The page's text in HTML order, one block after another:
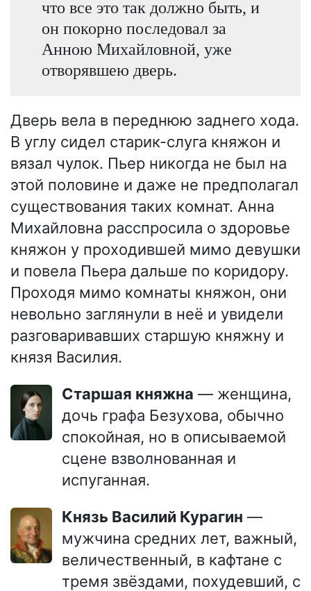
что все это так должно быть, и
он покорно последовал за
Анною Михайловной, уже
отворявшею дверь.
Дверь вела в переднюю заднего хода.
В углу сидел старик-слуга княжон и
вязал чулок. Пьер никогда не был на
этой половине и даже не предполагал
существования таких комнат. Анна
Михайловна расспросила о здоровье
княжон у проходившей мимо девушки
и повела Пьера дальше по коридору.
Проходя мимо комнаты княжон, они
невольно заглянули в неё и увидели
разговаривавших старшую княжну и
князя Василия.
Старшая княжна — женщина,
дочь графа Безухова, обычно
спокойная, но в описываемой
сцене взволнованная и
испуганная.
Князь Василий Курагин —
мужчина средних лет, важный,
величественный, в кафтане с
тремя звёздами, похудевший, с